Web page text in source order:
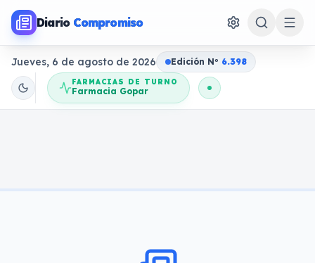
Diario Compromiso
Jueves, 6 de agosto de 2026 Edición No 6.398
FARMACIAS DE TURNO
Farmacia Gopar